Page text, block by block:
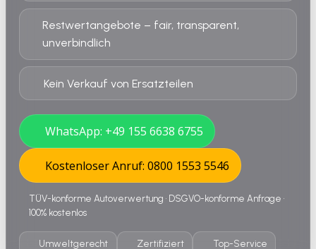
Restwertangebote – fair, transparent,
unverbindlich
Kein Verkauf von Ersatzteilen
WhatsApp: +49 155 6638 6755
Kostenloser Anruf: 0800 1553 5546
TÜV-konforme Autoverwertung • DSGVO-konforme Anfrage •
100% kostenlos
Umweltgerecht Zertifiziert Top-Service